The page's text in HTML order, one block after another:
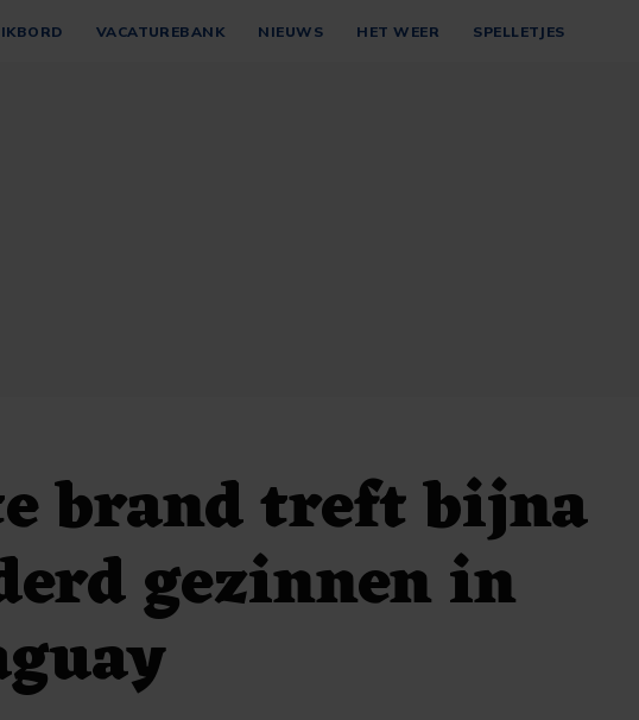
VACATUREBANK NIEUWS HET WEER SPELLETJES
brand treft bijna
gezinnen in